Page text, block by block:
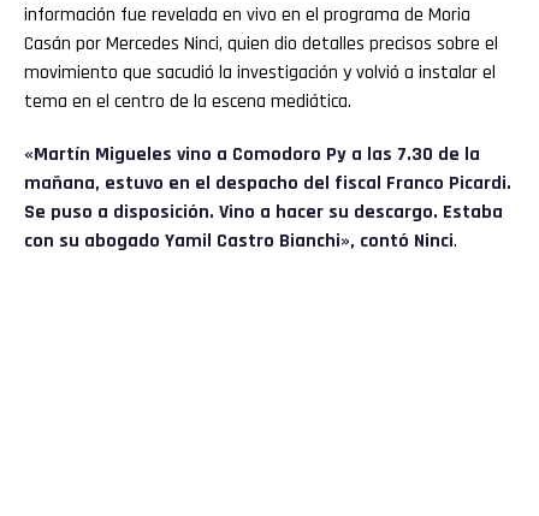
información fue revelada en vivo en el programa de Moria
Casán por Mercedes Ninci, quien dio detalles precisos sobre el
movimiento que sacudió la investigación y volvió a instalar el
tema en el centro de la escena mediática.
«Martín Migueles vino a Comodoro Py a las 7.30 de la
mañana, estuvo en el despacho del fiscal Franco Picardi.
Se puso a disposición. Vino a hacer su descargo. Estaba
con su abogado Yamil Castro Bianchi», contó Ninci.